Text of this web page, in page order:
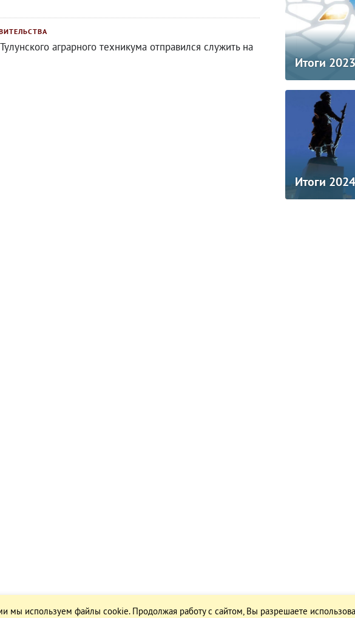
аграрного техникума отправился служить на
Итоги
Итоги
мы используем файлы cookie. Продолжая работу с сайтом, Вы разрешаете